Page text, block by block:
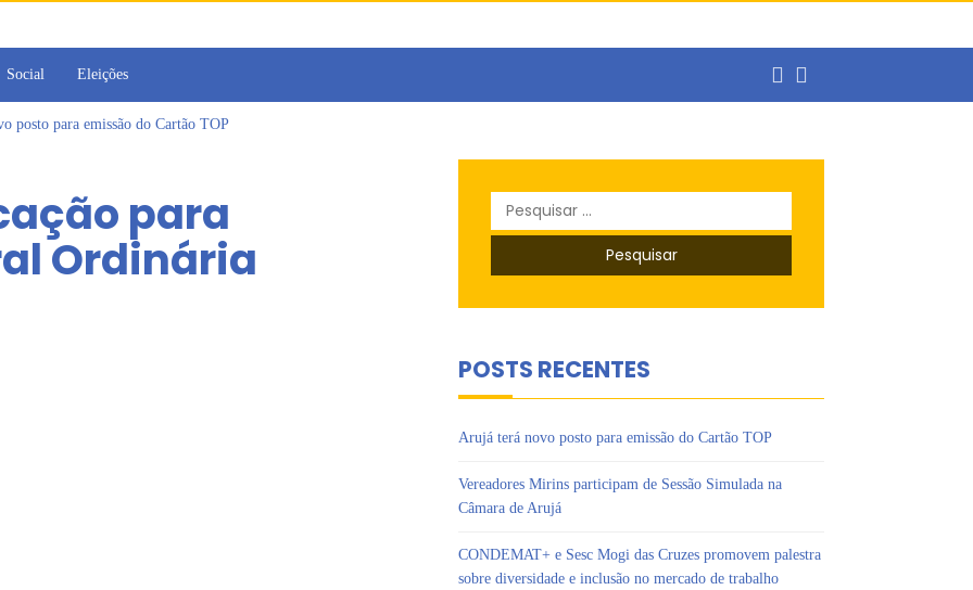
Social Eleições
posto para emissão do Cartão TOP
toma posse como vereadora durante sessão da Câmara de Arujá
de Arujá entrega 1 tonelada de alimentos ao Fundo Social do município
2º encontro da Jornada de Conhecimento em Bem-Estar Animal no Parque dos Ipês
para
Ordinária
Pesquisar
por:
POSTS RECENTES
Arujá terá novo posto para emissão do Cartão TOP
Vereadores Mirins participam de Sessão Simulada na
Câmara de Arujá
CONDEMAT+ e Sesc Mogi das Cruzes promovem palestra
sobre diversidade e inclusão no mercado de trabalho